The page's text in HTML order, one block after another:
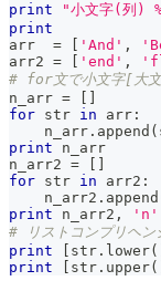
print
"小文字(列)
print
arr = 'And' ,
arr2 = 'end' ,
# for文で小文字[大文
n_arr =
for str in arr :
    n_arr
. append (
print n_arr
n_arr2 =
for str in arr2 :
    n_arr2
. append
print n_arr2 ,
'n'
# リストコンプリヘ
print
str . lower(
print
str . upper(